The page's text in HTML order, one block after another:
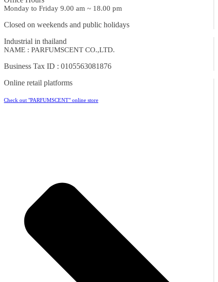
Monday to Friday 9.00 am ~ 18.00 pm
Closed on weekends and public holidays
Industrial in thailand
NAME : PARFUMSCENT CO.,LTD.
Business Tax ID : 0105563081876
Online retail platforms
Check out "PARFUMSCENT" online store